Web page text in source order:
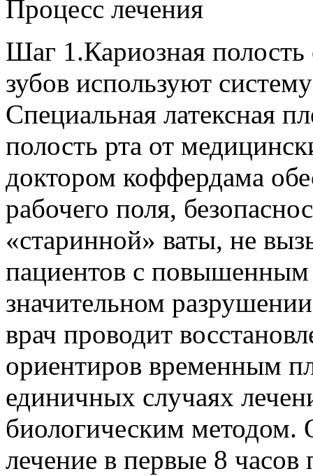
Процесс лечения
Шаг 1.Кариозная
зубов используют
Специальная латексная
полость рта от
доктором коффердама
рабочего поля,
«старинной» ваты, не
пациентов с
значительном
врач проводит
ориентиров временным
единичных случаях
биологическим методом.
лечение в первые 8 часов